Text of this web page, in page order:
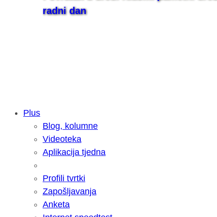
radni dan
Samsung otkrio kako je nastajala
razvoja donijelo tanje i izdržljivije
Plus
Blog, kolumne
Videoteka
Aplikacija tjedna
Profili tvrtki
Zapošljavanja
Anketa